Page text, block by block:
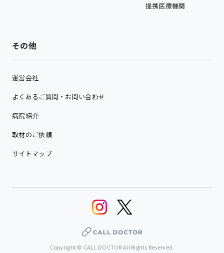
提携医療機関
その他
運営会社
よくあるご質問・お問い合わせ
病院紹介
取材のご依頼
サイトマップ
Copyright © CALL DOCTOR All Rights Reserved.